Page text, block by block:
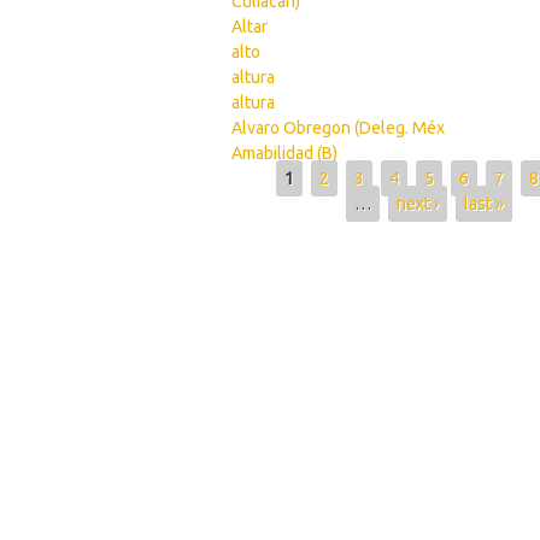
Altar
alto
altura
altura
Alvaro Obregon (Deleg. Méx
Amabilidad (B)
Pages
1 2 3 4 5 6 7
8
…
next › last »